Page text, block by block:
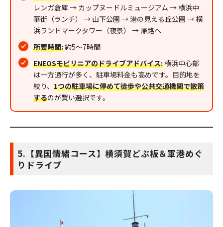
レンガ倉庫 → カップヌードルミュージアム → 横浜中
華街（ランチ） → 山下公園 → 港の見える丘公園 → 横
浜ランドマークタワー（夜景） → 帰路へ
所要時間:約5〜7時間
ENEOSモビリニアのドライブアドバイス:横浜中心部
は一方通行が多く、駐車場料金も高めです。目的地を
絞り、 1つの駐車場に停めて徒歩や公共交通機関で散策
するのが賢い選択です。
5.【異国情緒コース】横須賀どぶ板＆軍港めぐ
りドライブ